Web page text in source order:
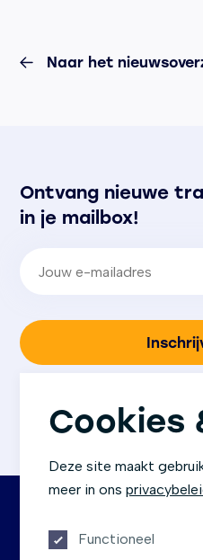
Cookies
Deze site maakt
meer in ons
Functioneel
Naar het
Ontvang nieuwe
in je mailbox!